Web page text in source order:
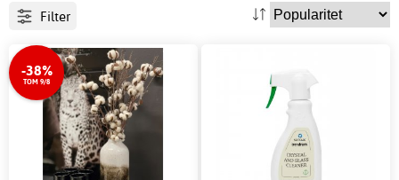
Filter
-38%
TOM 9/8